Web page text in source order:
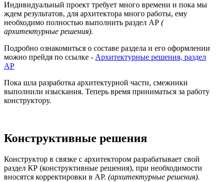
Индивидуальный проект требует много времени и пока мы
ждем результатов, для архитектора много работы, ему
необходимо полностью выполнить раздел АР (
архитектурные решения).
Подробно ознакомиться о составе раздела и его оформлении
можно прейдя по ссылке - Архитектурные решения, раздел
АР
Пока шла разработка архитектурной части, смежники
выполнили изыскания. Теперь время приниматься за работу
конструктору.
Конструктивные решения
Конструктор в связке с архитектором разрабатывает свой
раздел КР (конструктивные решения), при необходимости
вносятся корректировки в АР. (архитектурные решения).